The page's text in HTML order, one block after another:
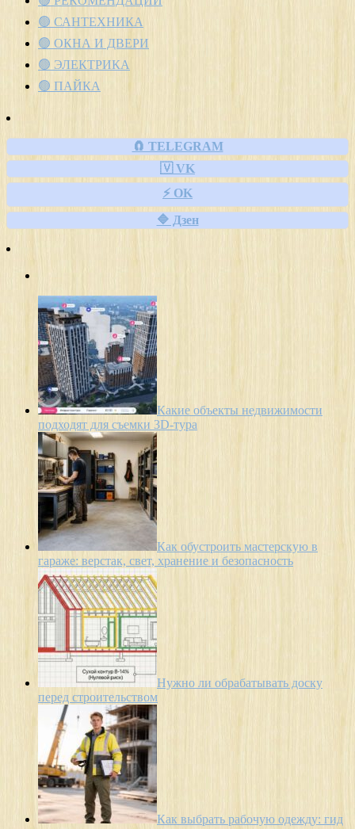
🟢 САНТЕХНИКА
🟢 ОКНА И ДВЕРИ
🟢 ЭЛЕКТРИКА
🟢 ПАЙКА
🧲 TELEGRAM
🇻 VK
⚡ OK
🔷 Дзен
Какие объекты недвижимости
подходят для съемки 3D-тура
Как обустроить мастерскую в
гараже: верстак, свет, хранение и безопасность
Нужно ли обрабатывать доску
перед строительством
Как выбрать рабочую одежду: гид